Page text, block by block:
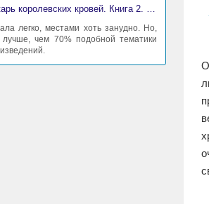
Дикарь королевских кровей. Книга 2. Леди-фаворитка - Анна Сергеевна Гаврилова
легко, местами хоть занудно. Но,
лучше, чем 70% подобной тематики